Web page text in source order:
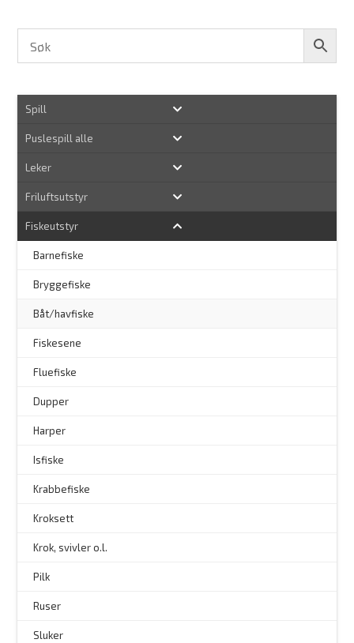
Spill
Puslespill alle
Leker
Friluftsutstyr
Fiskeutstyr
Barnefiske
Bryggefiske
Båt/havfiske
Fiskesene
Fluefiske
Dupper
Harper
Isfiske
Krabbefiske
Kroksett
Krok, svivler o.l.
Pilk
Ruser
Sluker